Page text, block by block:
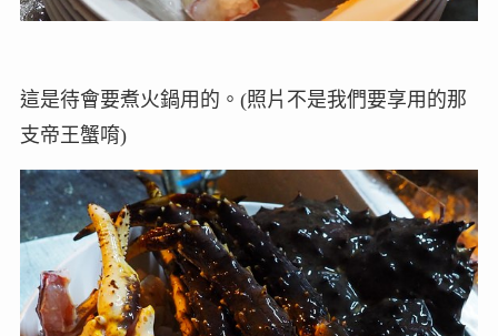
這是待會要煮火鍋用的。(照片不是我們要享用的那
支帝王蟹唷)